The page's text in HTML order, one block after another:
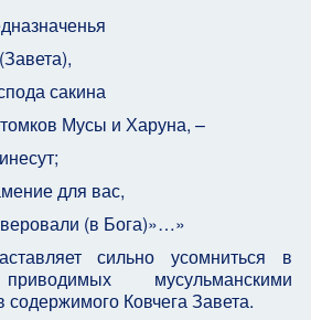
сакина
Мусы и Харуна, –
для вас,
(в Бога)»…»
сильно усомниться в
мусульманскими
содержимого Ковчега Завета.